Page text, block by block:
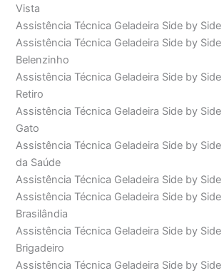
Vista
Assistência Técnica Geladeira Side by
Assistência Técnica Geladeira Side by
Belenzinho
Assistência Técnica Geladeira Side by
Retiro
Assistência Técnica Geladeira Side by
Gato
Assistência Técnica Geladeira Side by
da Saúde
Assistência Técnica Geladeira Side by
Assistência Técnica Geladeira Side by
Brasilândia
Assistência Técnica Geladeira Side by
Brigadeiro
Assistência Técnica Geladeira Side by